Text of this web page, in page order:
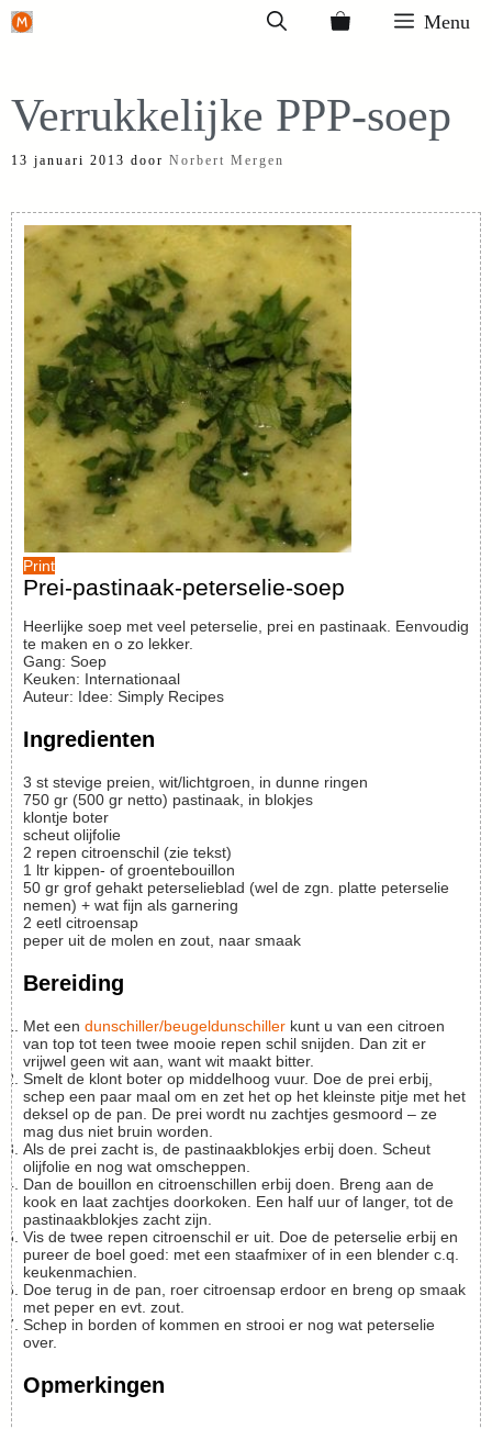
Ga
inhoud
Menu
Verrukkelijke PPP-soep
13 januari 2013 door Norbert Mergen
Print
Prei-pastinaak-peterselie-soep
Heerlijke soep met veel peterselie, prei en pastinaak. Eenvoudig
te maken en o zo lekker.
Gang: Soep
Keuken: Internationaal
Auteur: Idee: Simply Recipes
Ingredienten
3 st stevige preien, wit/lichtgroen, in dunne ringen
750 gr (500 gr netto) pastinaak, in blokjes
klontje boter
scheut olijfolie
2 repen citroenschil (zie tekst)
1 ltr kippen- of groentebouillon
50 gr grof gehakt peterselieblad (wel de zgn. platte peterselie
nemen) + wat fijn als garnering
2 eetl citroensap
peper uit de molen en zout, naar smaak
Bereiding
Met een dunschiller/beugeldunschiller kunt u van een citroen
van top tot teen twee mooie repen schil snijden. Dan zit er
vrijwel geen wit aan, want wit maakt bitter.
Smelt de klont boter op middelhoog vuur. Doe de prei erbij,
schep een paar maal om en zet het op het kleinste pitje met het
deksel op de pan. De prei wordt nu zachtjes gesmoord – ze
mag dus niet bruin worden.
Als de prei zacht is, de pastinaakblokjes erbij doen. Scheut
olijfolie en nog wat omscheppen.
Dan de bouillon en citroenschillen erbij doen. Breng aan de
kook en laat zachtjes doorkoken. Een half uur of langer, tot de
pastinaakblokjes zacht zijn.
Vis de twee repen citroenschil er uit. Doe de peterselie erbij en
pureer de boel goed: met een staafmixer of in een blender c.q.
keukenmachien.
Doe terug in de pan, roer citroensap erdoor en breng op smaak
met peper en evt. zout.
Schep in borden of kommen en strooi er nog wat peterselie
over.
Opmerkingen